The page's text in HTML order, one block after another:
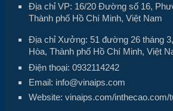
Địa chỉ VP: 16/20 Đường số 16,
Thành phố Hồ Chí Minh, Việt Nam
Địa chỉ Xưởng: 51 đường 26 tháng
Hòa, Thành phố Hồ Chí Minh, Việt
Điện thoại: 0932114242
Email: info@vinaips.com
Website: vinaips.com/inthecao.com/